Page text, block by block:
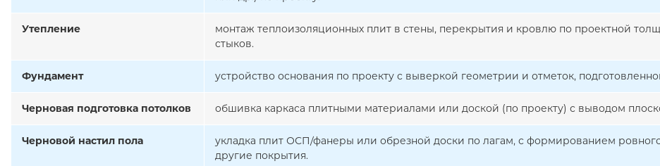
Утепление
монтаж теплоизоляционных плит в стены, перекрытия и кровлю по проектной
стыков.
Фундамент устройство основания по проекту с выверкой геометрии и отметок,
Черновая подготовка потолков обшивка каркаса плитными материалами или доской (по проекту) с выводом
Черновой настил пола
укладка плит ОСП/фанеры или обрезной доски по лагам, с формированием
другие покрытия.